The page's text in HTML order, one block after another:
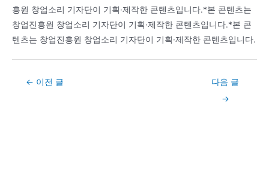
흥원 창업소리 기자단이 기획·제작한 콘텐츠입니다.*본 콘텐츠는
창업진흥원 창업소리 기자단이 기획·제작한 콘텐츠입니다.*본 콘
텐츠는 창업진흥원 창업소리 기자단이 기획·제작한 콘텐츠입니다.
Post← 이전 글
다음 글
→